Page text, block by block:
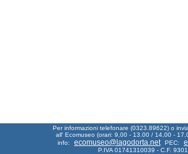
Per informazioni telefonare (0323.89622) o
all' Ecomuseo (orari: 9,00 - 13.00 / 14,00 -
info:
ecomuseo@lagodorta.net PEC:
P.IVA 01741310039 - C.F.